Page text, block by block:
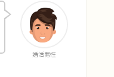
婚活男性